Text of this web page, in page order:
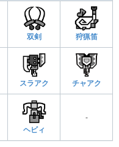
双剣 狩猟笛
スラアク チャアク
ヘビィ
-